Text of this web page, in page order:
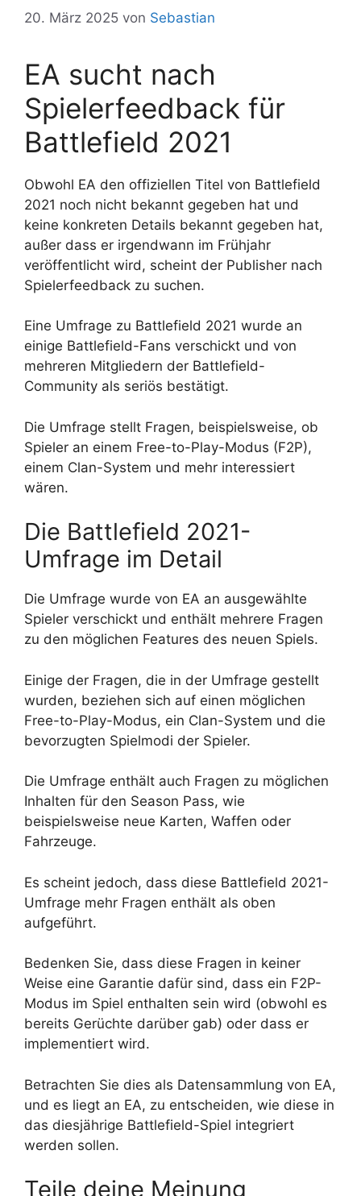
20. März 2025 von Sebastian
EA sucht nach
Spielerfeedback für
Battlefield 2021
Obwohl EA den offiziellen Titel von Battlefield
2021 noch nicht bekannt gegeben hat und
keine konkreten Details bekannt gegeben hat,
außer dass er irgendwann im Frühjahr
veröffentlicht wird, scheint der Publisher nach
Spielerfeedback zu suchen.
Eine Umfrage zu Battlefield 2021 wurde an
einige Battlefield-Fans verschickt und von
mehreren Mitgliedern der Battlefield-
Community als seriös bestätigt.
Die Umfrage stellt Fragen, beispielsweise, ob
Spieler an einem Free-to-Play-Modus (F2P),
einem Clan-System und mehr interessiert
wären.
Die Battlefield 2021-
Umfrage im Detail
Die Umfrage wurde von EA an ausgewählte
Spieler verschickt und enthält mehrere Fragen
zu den möglichen Features des neuen Spiels.
Einige der Fragen, die in der Umfrage gestellt
wurden, beziehen sich auf einen möglichen
Free-to-Play-Modus, ein Clan-System und die
bevorzugten Spielmodi der Spieler.
Die Umfrage enthält auch Fragen zu möglichen
Inhalten für den Season Pass, wie
beispielsweise neue Karten, Waffen oder
Fahrzeuge.
Es scheint jedoch, dass diese Battlefield 2021-
Umfrage mehr Fragen enthält als oben
aufgeführt.
Bedenken Sie, dass diese Fragen in keiner
Weise eine Garantie dafür sind, dass ein F2P-
Modus im Spiel enthalten sein wird (obwohl es
bereits Gerüchte darüber gab) oder dass er
implementiert wird.
Betrachten Sie dies als Datensammlung von EA,
und es liegt an EA, zu entscheiden, wie diese in
das diesjährige Battlefield-Spiel integriert
werden sollen.
Teile deine Meinung